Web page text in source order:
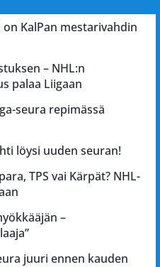
KalPan mestarivahdin
– NHL:n
palaa Liigaan
seura repimässä
löysi uuden seuran!
TPS vai Kärpät? NHL-
–
juuri ennen kauden